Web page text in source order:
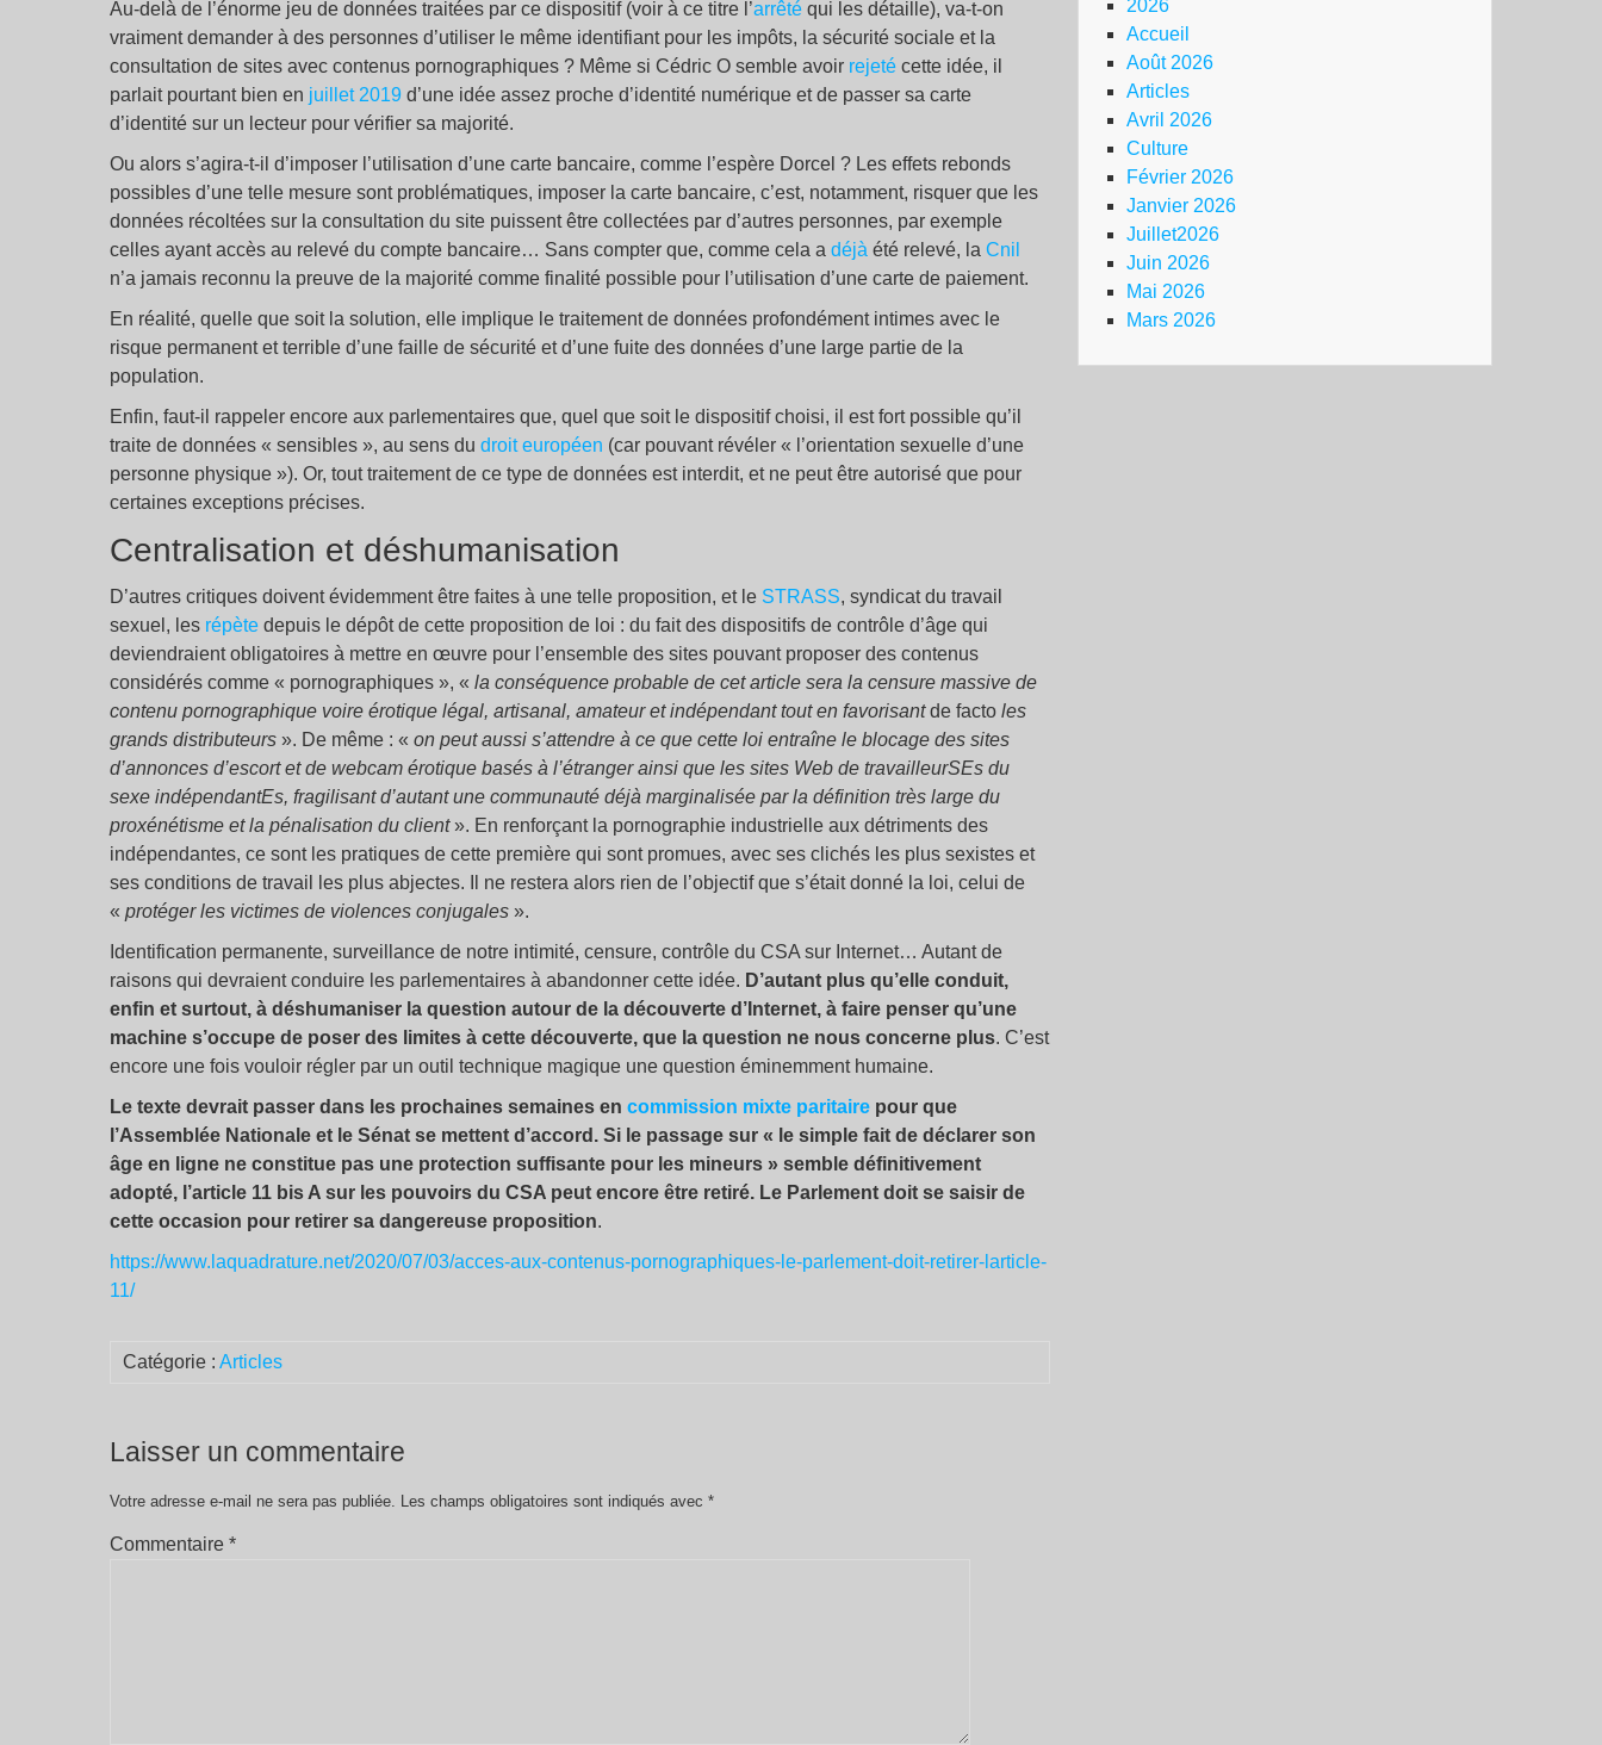
Au-delà de l’énorme jeu de données traitées par ce dispositif (voir à ce titre l’arrêté qui les détaille), va-t-on
vraiment demander à des personnes d’utiliser le même identifiant pour les impôts, la sécurité sociale et la
consultation de sites avec contenus pornographiques ? Même si Cédric O semble avoir rejeté cette idée, il
parlait pourtant bien en juillet 2019 d’une idée assez proche d’identité numérique et de passer sa carte
d’identité sur un lecteur pour vérifier sa majorité.
Ou alors s’agira-t-il d’imposer l’utilisation d’une carte bancaire, comme l’espère Dorcel ? Les effets rebonds
possibles d’une telle mesure sont problématiques, imposer la carte bancaire, c’est, notamment, risquer que les
données récoltées sur la consultation du site puissent être collectées par d’autres personnes, par exemple
celles ayant accès au relevé du compte bancaire… Sans compter que, comme cela a déjà été relevé, la Cnil
n’a jamais reconnu la preuve de la majorité comme finalité possible pour l’utilisation d’une carte de paiement.
En réalité, quelle que soit la solution, elle implique le traitement de données profondément intimes avec le
risque permanent et terrible d’une faille de sécurité et d’une fuite des données d’une large partie de la
population.
Enfin, faut-il rappeler encore aux parlementaires que, quel que soit le dispositif choisi, il est fort possible qu’il
traite de données « sensibles », au sens du droit européen (car pouvant révéler « l’orientation sexuelle d’une
personne physique »). Or, tout traitement de ce type de données est interdit, et ne peut être autorisé que pour
certaines exceptions précises.
Centralisation et déshumanisation
D’autres critiques doivent évidemment être faites à une telle proposition, et le STRASS, syndicat du travail
sexuel, les répète depuis le dépôt de cette proposition de loi : du fait des dispositifs de contrôle d’âge qui
deviendraient obligatoires à mettre en œuvre pour l’ensemble des sites pouvant proposer des contenus
considérés comme « pornographiques », « la conséquence probable de cet article sera la censure massive de
contenu pornographique voire érotique légal, artisanal, amateur et indépendant tout en favorisantde facto les
grands distributeurs ». De même : « on peut aussi s’attendre à ce que cette loi entraîne le blocage des sites
d’annonces d’escort et de webcam érotique basés à l’étranger ainsi que les sites Web de travailleurSEs du
sexe indépendantEs, fragilisant d’autant une communauté déjà marginalisée par la définition très large du
proxénétisme et la pénalisation du client». En renforçant la pornographie industrielle aux détriments des
indépendantes, ce sont les pratiques de cette première qui sont promues, avec ses clichés les plus sexistes et
ses conditions de travail les plus abjectes. Il ne restera alors rien de l’objectif que s’était donné la loi, celui de
« protéger les victimes de violences conjugales ».
Identification permanente, surveillance de notre intimité, censure, contrôle du CSA sur Internet… Autant de
raisons qui devraient conduire les parlementaires à abandonner cette idée. D’autant plus qu’elle conduit,
enfin et surtout, à déshumaniser la question autour de la découverte d’Internet, à faire penser qu’une
machine s’occupe de poser des limites à cette découverte, que la question ne nous concerne plus. C’est
encore une fois vouloir régler par un outil technique magique une question éminemment humaine.
Le texte devrait passer dans les prochaines semaines en commission mixte paritaire pour que
l’Assemblée Nationale et le Sénat se mettent d’accord. Si le passage sur « le simple fait de déclarer son
âge en ligne ne constitue pas une protection suffisante pour les mineurs » semble définitivement
adopté, l’article 11 bis A sur les pouvoirs du CSA peut encore être retiré. Le Parlement doit se saisir de
cette occasion pour retirer sa dangereuse proposition.
https://www.laquadrature.net/2020/07/03/acces-aux-contenus-pornographiques-le-parlement-doit-retirer-larticle-
11/
Catégorie : Articles
Laisser un commentaire
Votre adresse e-mail ne sera pas publiée. Les champs obligatoires sont indiqués avec *
Commentaire *
2026
Accueil
Août 2026
Articles
Avril 2026
Culture
Février 2026
Janvier 2026
Juillet2026
Juin 2026
Mai 2026
Mars 2026